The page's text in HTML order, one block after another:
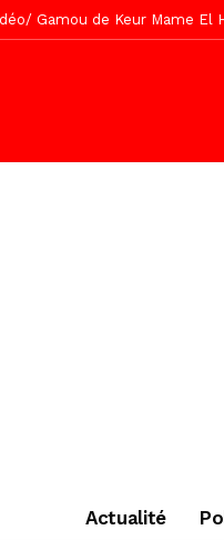
Préparation Gamou
Contre la violence
commissariat
Célébration de Bamba et
Actualité